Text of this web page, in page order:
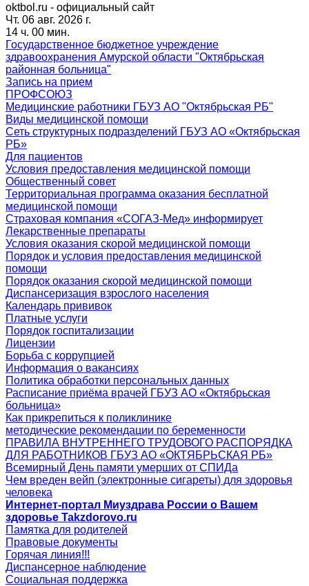
oktbol.ru - официальный сайт
Чт. 06 авг. 2026 г.
14 ч. 00 мин.
Государственное бюджетное учреждение
здравоохранения Амурской области "Октябрьская
районная больница"
Запись на прием
ПРОФСОЮЗ
Медицинские работники ГБУЗ АО "Октябрьская РБ"
Виды медицинской помощи
Сеть структурных подразделений ГБУЗ АО «Октябрьская
РБ»
Для пациентов
Условия предоставления медицинской помощи
Общественный совет
Территориальная программа оказания бесплатной
медицинской помощи
Страховая компания «СОГАЗ-Мед» информирует
Лекарственные препараты
Условия оказания скорой медицинской помощи
Порядок и условия предоставления медицинской
помощи
Порядок оказания скорой медицинской помощи
Диспансеризация взрослого населения
Календарь прививок
Платные услуги
Порядок госпитализации
Лицензии
Борьба с коррупцией
Информация о вакансиях
Политика обработки персональных данных
Расписание приёма врачей ГБУЗ АО «Октябрьская
больница»
Как прикрепиться к поликлинике
методические рекомендации по беременности
ПРАВИЛА ВНУТРЕННЕГО ТРУДОВОГО РАСПОРЯДКА
ДЛЯ РАБОТНИКОВ ГБУЗ АО «ОКТЯБРЬСКАЯ РБ»
Всемирный День памяти умерших от СПИДа
Чем вреден вейп (электронные сигареты) для здоровья
человека
Интернет-портал Миyздрава России о Вашем
здоровье Takzdorovo.ru
Памятка для родителей
Правовые документы
Горячая линия!!!
Диспансерное наблюдение
Социальная поддержка